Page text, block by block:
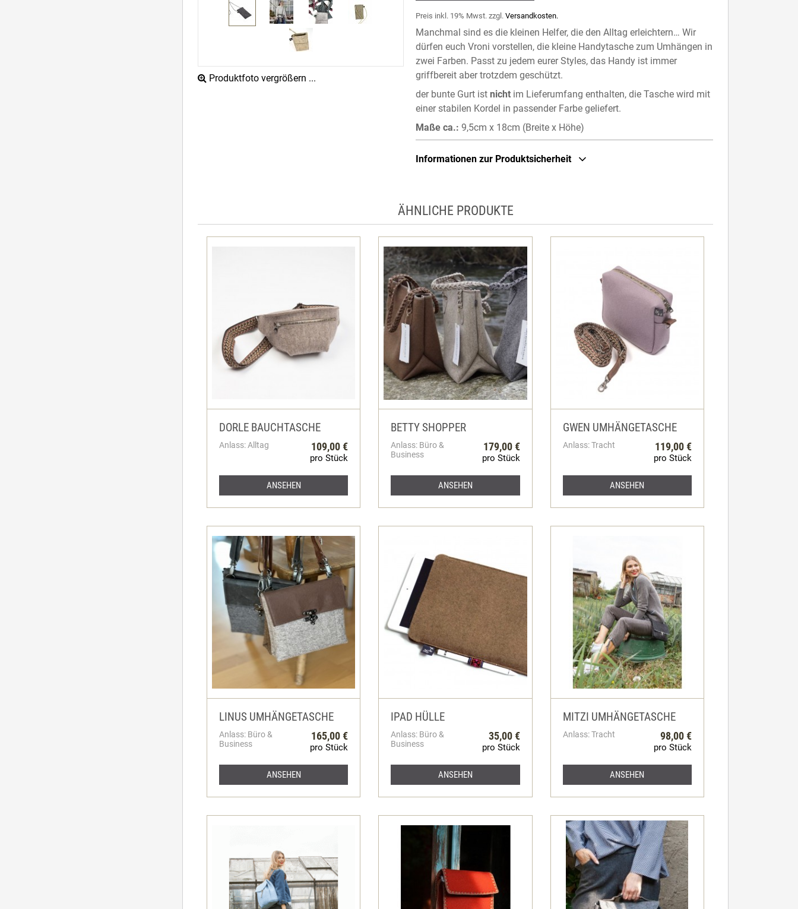
Produktfoto vergrößern ...
Preis inkl. 19% Mwst. zzgl.Versandkosten.
Manchmal sind es die kleinen Helfer, die den Alltag erleichtern… Wir
dürfen euch Vroni vorstellen, die kleine Handytasche zum Umhängen in
zwei Farben. Passt zu jedem eurer Styles, das Handy ist immer
griffbereit aber trotzdem geschützt.
der bunte Gurt istnicht im Lieferumfang enthalten, die Tasche wird mit
einer stabilen Kordel in passender Farbe geliefert.
Maße ca.: 9,5cm x 18cm (Breite x Höhe)
Informationen zur Produktsicherheit
ÄHNLICHE PRODUKTE
DORLE BAUCHTASCHE
Anlass: Alltag 109,00 €
pro Stück
ANSEHEN
BETTY SHOPPER
Anlass: Büro &
Business
179,00 €
pro Stück
ANSEHEN
GWEN UMHÄNGETASCHE
Anlass: Tracht 119,00 €
pro Stück
ANSEHEN
LINUS UMHÄNGETASCHE
Anlass: Büro &
Business
165,00 €
pro Stück
ANSEHEN
IPAD HÜLLE
Anlass: Büro &
Business
35,00 €
pro Stück
ANSEHEN
MITZI UMHÄNGETASCHE
Anlass: Tracht 98,00 €
pro Stück
ANSEHEN